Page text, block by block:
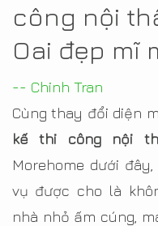
công nội
Oai đẹp mĩ
-- Chinh Tran
Cùng thay đổi diện
kế thi công nội
Morehome dưới
vụ được cho là
nhà nhỏ ấm cúng,